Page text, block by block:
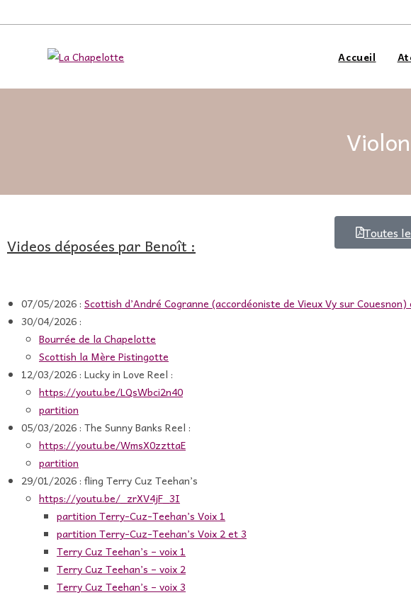
Accueil
Videos déposées par Benoît :
Toutes
07/05/2026 : Scottish d’André Cogranne (accordéoniste de Vieux Vy sur Couesnon)
30/04/2026 :
Bourrée de la Chapelotte
Scottish la Mère Pistingotte
12/03/2026 : Lucky in Love Reel :
https://youtu.be/LQsWbci2n40
partition
05/03/2026 : The Sunny Banks Reel :
https://youtu.be/WmsX0zzttaE
partition
29/01/2026 : fling Terry Cuz Teehan’s
https://youtu.be/_zrXV4jF_3I
partition Terry-Cuz-Teehan’s Voix 1
partition Terry-Cuz-Teehan’s Voix 2 et 3
Terry Cuz Teehan’s – voix 1
Terry Cuz Teehan’s – voix 2
Terry Cuz Teehan’s – voix 3